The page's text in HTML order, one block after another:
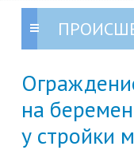
на
у стройки